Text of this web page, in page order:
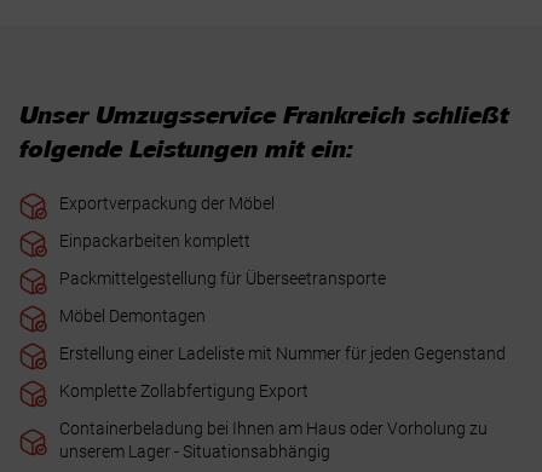
Unser Umzugsservice Frankreich schließt
folgende Leistungen mit ein:
Exportverpackung der Möbel
Einpackarbeiten komplett
Packmittelgestellung für Überseetransporte
Möbel Demontagen
Erstellung einer Ladeliste mit Nummer für jeden Gegenstand
Komplette Zollabfertigung Export
Containerbeladung bei Ihnen am Haus oder Vorholung zu
unserem Lager - Situationsabhängig